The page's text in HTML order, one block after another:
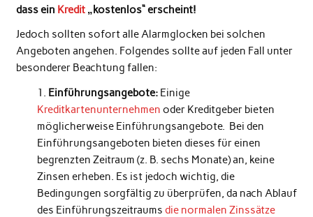
dass ein Kredit„kostenlos“ erscheint!
Jedoch sollten sofort alle Alarmglocken bei solchen
Angeboten angehen. Folgendes sollte auf jeden Fall unter
besonderer Beachtung fallen:
Einführungsangebote: Einige
Kreditkartenunternehmen oder Kreditgeber bieten
möglicherweise Einführungsangebote. Bei den
Einführungsangeboten bieten dieses für einen
begrenzten Zeitraum (z. B. sechs Monate) an, keine
Zinsen erheben. Es ist jedoch wichtig, die
Bedingungen sorgfältig zu überprüfen, da nach Ablauf
des Einführungszeitraumsdie normalen Zinssätze